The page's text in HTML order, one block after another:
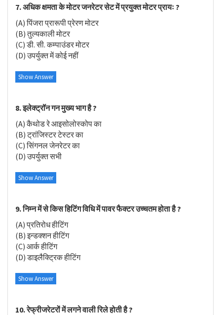
7. अधिक क्षमता के मोटर जनरेटर सेट में प्रयुक्त मोटर प्रायः ?
(A) पिंजरा प्रारूपी प्रेरण मोटर
(B) तुल्यकाली मोटर
(C) डी. सी. कम्पाउंडर मोटर
(D) उपर्युक्त में कोई नहीं
Show Answer
8. इलेक्ट्रॉन गन मुख्य भाग है ?
(A) कैथोड रे आइसोलोस्कोप का
(B) ट्रांजिस्टर टेस्टर का
(C) सिंगनल जेनरेटर का
(D) उपर्युक्त सभी
Show Answer
9. निम्न में से किस हिटिंग विधि में पावर फैक्टर उच्चतम होता है ?
(A) प्रतिरोध हीटिंग
(B) इन्डक्शन हीटिंग
(C) आर्क हीटिंग
(D) डाइलैक्ट्रिक हीटिंग
Show Answer
10. रेफ्रीजरेटरों में लगने वाली रिले होती है ?